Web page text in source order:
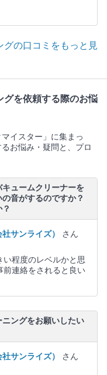
の口コミをもっと見
グを依頼する際のお悩
イスター」に集まっ
お悩み・疑問と、プロ
ュームクリーナーを
音がするのですか？
サンライズ）
さん
程度のレベルかと思
前連絡をされると良い
ングをお願いしたい
サンライズ）
さん